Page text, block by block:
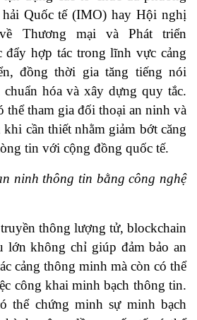
Quốc tế (IMO) hay Hội nghị
Thương mại và Phát triển
hợp tác trong lĩnh vực cảng
đồng thời gia tăng tiếng nói
hóa và xây dựng quy tắc.
thể tham gia đối thoại an ninh và
cần thiết nhằm giảm bớt căng
tin với cộng đồng quốc tế.
ninh thông tin bằng công nghệ
thông lượng tử, blockchain
lớn không chỉ giúp đảm bảo an
cảng thông minh mà còn có thể
công khai minh bạch thông tin.
thể chứng minh sự minh bạch